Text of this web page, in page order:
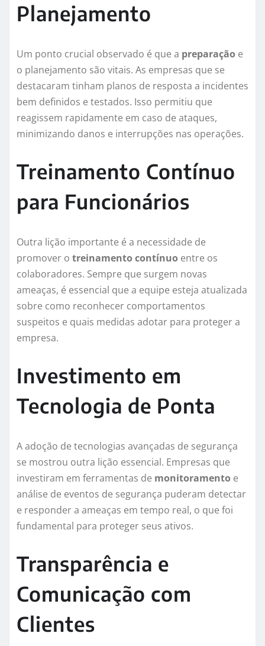
Planejamento
Um ponto crucial observado é que a preparação e
o planejamento são vitais. As empresas que se
destacaram tinham planos de resposta a incidentes
bem definidos e testados. Isso permitiu que
reagissem rapidamente em caso de ataques,
minimizando danos e interrupções nas operações.
Treinamento Contínuo
para Funcionários
Outra lição importante é a necessidade de
promover o treinamento contínuo entre os
colaboradores. Sempre que surgem novas
ameaças, é essencial que a equipe esteja atualizada
sobre como reconhecer comportamentos
suspeitos e quais medidas adotar para proteger a
empresa.
Investimento em
Tecnologia de Ponta
A adoção de tecnologias avançadas de segurança
se mostrou outra lição essencial. Empresas que
investiram em ferramentas de monitoramento e
análise de eventos de segurança puderam detectar
e responder a ameaças em tempo real, o que foi
fundamental para proteger seus ativos.
Transparência e
Comunicação com
Clientes